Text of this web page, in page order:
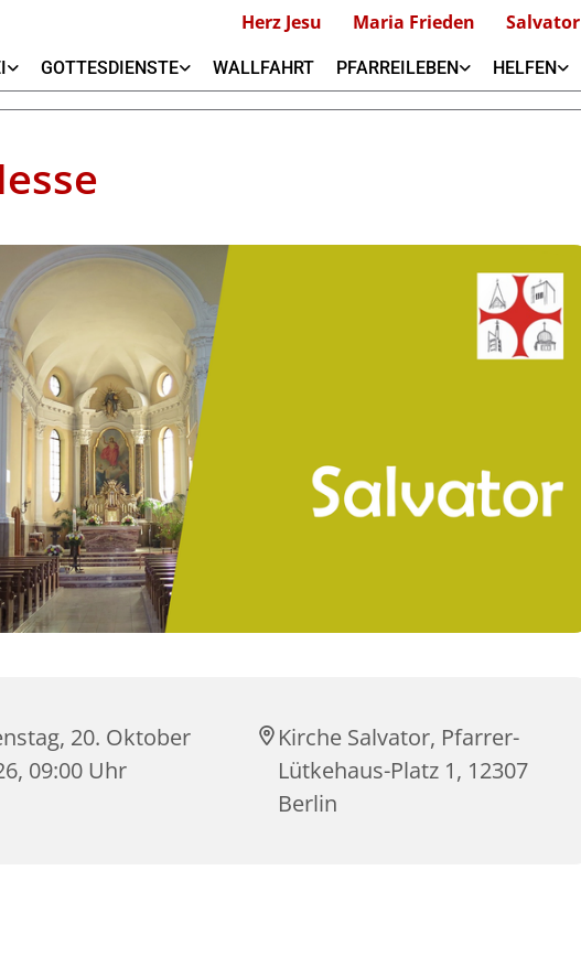
Herz Jesu Maria Frieden Salvator
GOTTESDIENSTE WALLFAHRT PFARREILEBEN HELFEN
20. Oktober
09:00 Uhr
Kirche Salvator, Pfarrer-
Lütkehaus-Platz 1, 12307
Berlin